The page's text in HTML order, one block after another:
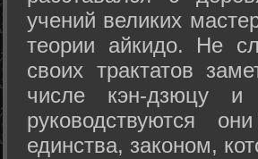
учений великих
теории айкидо. Не
своих трактатов
числе кэн-дзюцу
руководствуются
единства, законом,